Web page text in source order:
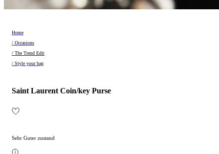
Home
/ Occasions
/ The Trend Edit
/ Style your bag
Saint Laurent Coin/key Purse
Sehr Guter zustand